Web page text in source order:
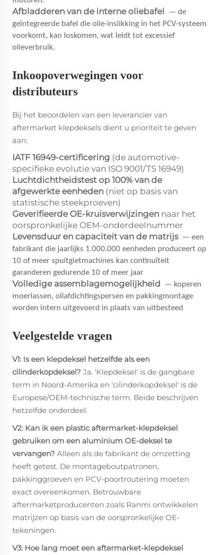
Afbladderen van de interne oliebafel — de
geïntegreerde bafel die olie-inslikking in het PCV-systeem
voorkomt, kan loskomen, wat leidt tot excessief
olieverbruik.
Inkoopoverwegingen voor
distributeurs
Bij het beoordelen van een leverancier van
aftermarket klepdeksels dient u prioriteit te geven
aan:
IATF 16949-certificering (de automotive-
specifieke evolutie van ISO 9001/TS 16949)
Luchtdichtheidstest op 100% van de
afgewerkte eenheden (niet op basis van
statistische steekproeven)
Geverifieerde OE-kruisverwijzingen naar het
oorspronkelijke OEM-onderdeelnummer
Levensduur en capaciteit van de matrijs — een
fabrikant die jaarlijks 1.000.000 eenheden produceert op
10 of meer spuitgietmachines kan continuïteit
garanderen gedurende 10 of meer jaar
Volledige assemblagemogelijkheid — koperen
moerlassen, oliafdichtingspersen en pakkingmontage
worden intern uitgevoerd in plaats van uitbesteed
Veelgestelde vragen
V1: Is een klepdeksel hetzelfde als een
cilinderkopdeksel? Ja. 'Klepdeksel' is de gangbare
term in Noord-Amerika en 'cilinderkopdeksel' is de
Europese/OEM-technische term. Beide beschrijven
hetzelfde onderdeel.
V2: Kan ik een plastic aftermarket-klepdeksel
gebruiken om een aluminium OE-deksel te
vervangen? Alleen als de fabrikant de omzetting
heeft getest. De montageboutpatronen,
pakkinggroeven en PCV-poortroutering moeten
exact overeenkomen. Betrouwbare
aftermarketproducenten zoals Ranmi ontwikkelen
matrijzen op basis van de oorspronkelijke OE-
tekeningen.
V3: Hoe lang moet een aftermarket-klepdeksel